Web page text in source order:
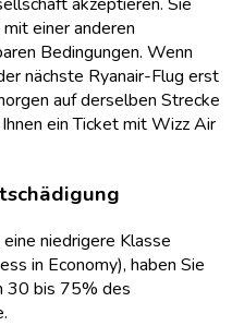
einer anderen
Bedingungen. Wenn
nächste Ryanair-Flug erst
auf derselben Strecke
ein Ticket mit Wizz Air
niedrigere Klasse
in Economy), haben Sie
30 bis 75% des